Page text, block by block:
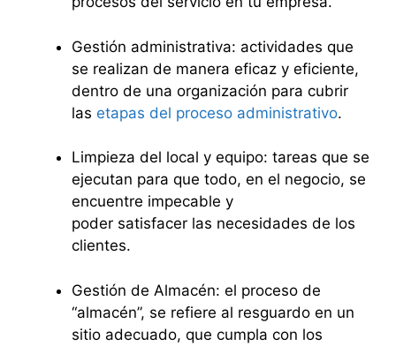
Gestión administrativa: actividades que
se realizan de manera eficaz y eficiente,
dentro de una organización para cubrir
las etapas del proceso administrativo.
Limpieza del local y equipo: tareas que se
ejecutan para que todo, en el negocio, se
encuentre impecable y
poder satisfacer las necesidades de los
clientes.
Gestión de Almacén: el proceso de
“almacén”, se refiere al resguardo en un
sitio adecuado, que cumpla con los